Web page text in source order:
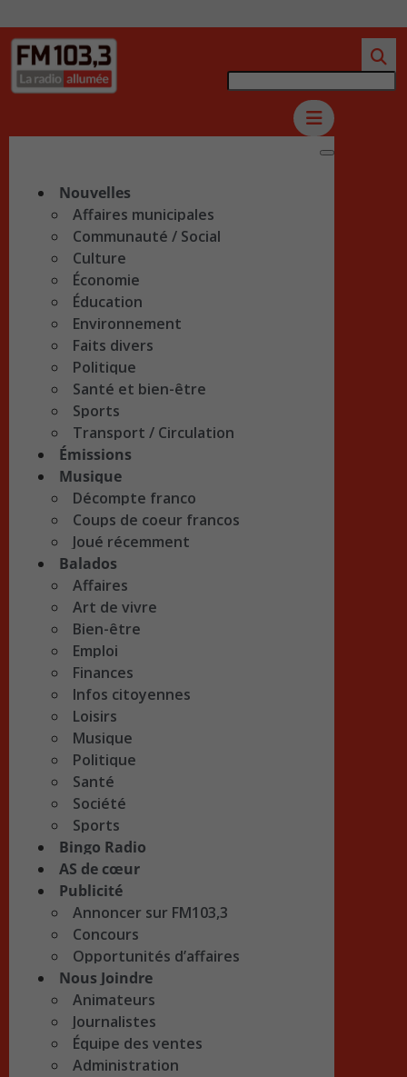
Nouvelles
Affaires municipales
Communauté / Social
Culture
Économie
Éducation
Environnement
Faits divers
Politique
Santé et bien-être
Sports
Transport / Circulation
Émissions
Musique
Décompte franco
Coups de coeur francos
Joué récemment
Balados
Affaires
Art de vivre
Bien-être
Emploi
Finances
Infos citoyennes
Loisirs
Musique
Politique
Santé
Société
Sports
Bingo Radio
AS de cœur
Publicité
Annoncer sur FM103,3
Concours
Opportunités d’affaires
Nous Joindre
Animateurs
Journalistes
Équipe des ventes
Administration